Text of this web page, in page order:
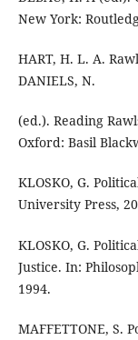
New York:
HART, H. L. A.
DANIELS, N.
(ed.). Reading
Oxford: Basil
KLOSKO, G.
University Press,
KLOSKO, G.
Justice. In:
1994.
MAFFETTONE, S.